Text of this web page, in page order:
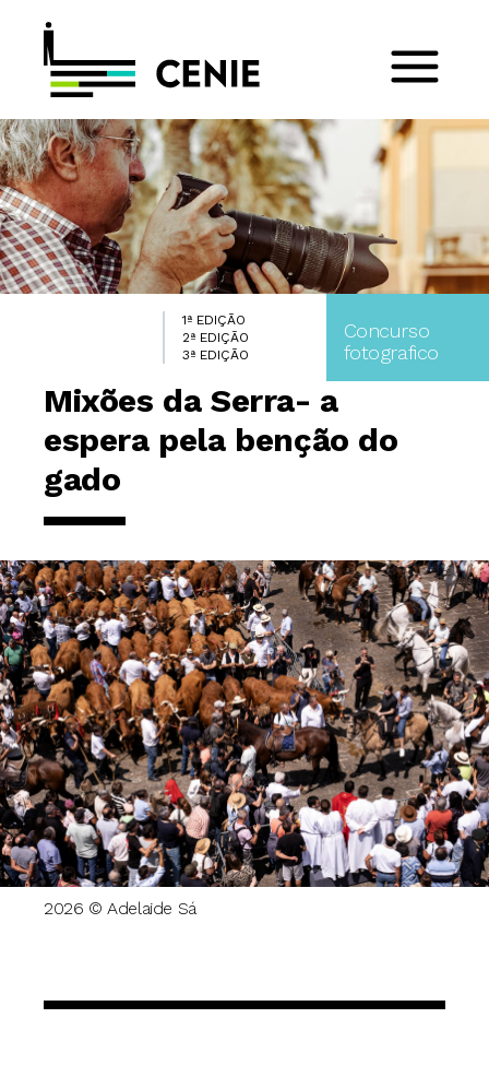
1ª EDIÇÃO
2ª EDIÇÃO
3ª EDIÇÃO
Concurso
fotografico
Mixões da Serra- a
espera pela benção do
gado
2026 © Adelaide Sá